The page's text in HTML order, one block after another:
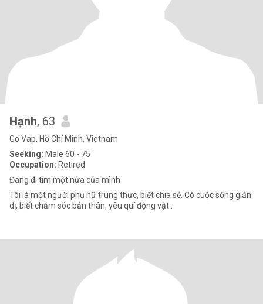
Hạnh, 63
Go Vap, Hồ Chí Minh, Vietnam
Seeking: Male 60 - 75
Occupation: Retired
Đang đi tìm một nửa của mình
Tôi là một người phụ nữ trung thực, biết chia sẻ. Có cuộc sống giản
dị, biết chăm sóc bản thân, yêu quí động vật .